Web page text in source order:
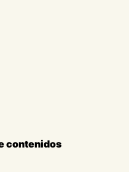
contenidos